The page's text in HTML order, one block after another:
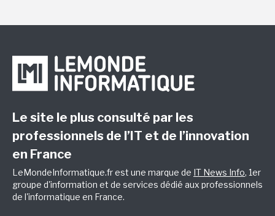
Le site le plus consulté par les
professionnels de l’IT et de l’innovation
en France
LeMondeInformatique.fr est une marque de IT News Info, 1er
groupe d'information et de services dédié aux professionnels
de l'informatique en France.